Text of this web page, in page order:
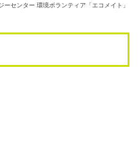
ーセンター 環境ボランティア「エコメイト」